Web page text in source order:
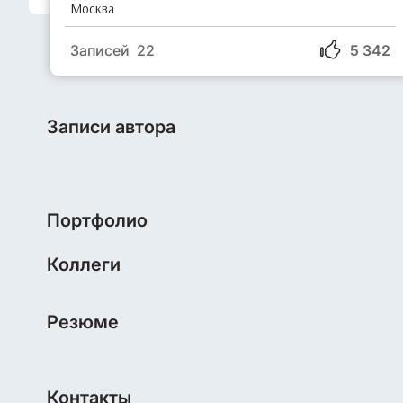
Москва
5 342
Записей 22
Записи автора
Портфолио
Коллеги
Резюме
Контакты